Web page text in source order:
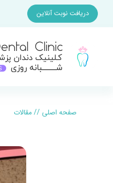
دریافت نوبت آنلاین
صفحه اصلی //مقالات